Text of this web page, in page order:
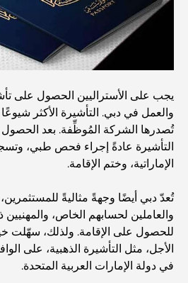
المقاهي في منطقة الخليج
والمجتمع
الطعام
استكشاف مطاعم جميرا جولف
Global Competition
المقاهي في نخلة جميرا: دليل
الحياة في الجزيرة
يجب على الأستراليين الحصول على
والعمل في دبي. التأشيرة الأكثر
تُصدرها الشركة المُوظِّفة. بعد الحصول
التأشيرة عادةً إجراء فحص طبي،
الإماراتية، وختم الإقامة.
تُعدّ دبي أيضًا وجهةً مثاليةً
والعاملين لحسابهم الخاص، والمهنيين
للحصول على الإقامة. ولذلك، سهّلت
الأجل، مثل التأشيرة الذهبية، على
في دولة الإمارات العربية المتحدة.